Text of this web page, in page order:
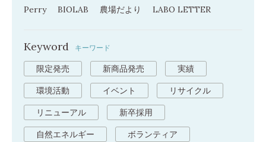
Perry
BIOLAB 農場だより LABO LETTER
Keyword キーワード
限定発売 新商品発売 実績
環境活動 イベント リサイクル
リニューアル 新卒採用
自然エネルギー ボランティア